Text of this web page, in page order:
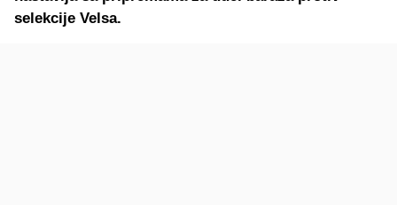
selekcije Velsa.